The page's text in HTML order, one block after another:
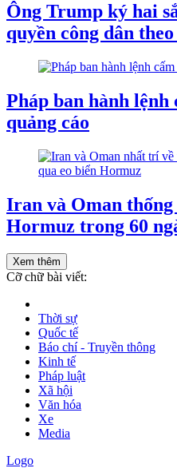
Ông Trump ký hai
quyền công dân
Pháp ban hành lệnh
quảng cáo
Iran và Oman
Hormuz trong 60
Xem thêm
Cỡ chữ bài viết:
Thời sự
Quốc tế
Báo chí - Truyền thông
Kinh tế
Pháp luật
Xã hội
Văn hóa
Xe
Media
Logo